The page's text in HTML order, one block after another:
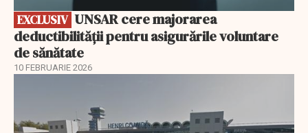
EXCLUSIV
deductibilității pentru asigurările voluntare
de sănătate
10 FEBRUARIE 2026